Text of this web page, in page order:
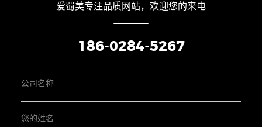
爱蜀美专注品质网站，欢迎您的来电
186-0284-5267